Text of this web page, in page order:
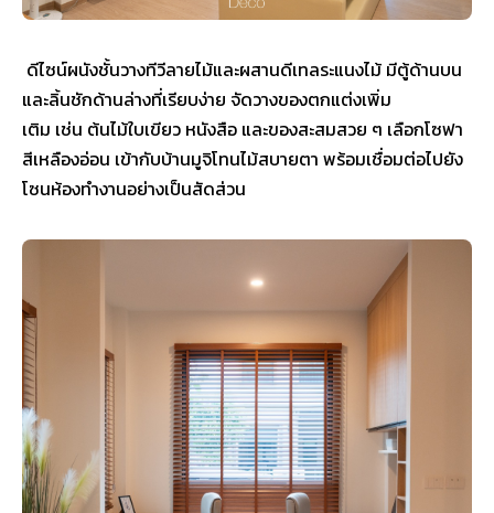
ดีไซน์ผนังชั้นวางทีวีลายไม้และผสานดีเทลระแนงไม้ มีตู้ด้านบน
และลิ้นชักด้านล่างที่เรียบง่าย จัดวางของตกแต่งเพิ่ม
เติม เช่น ต้นไม้ใบเขียว หนังสือ และของสะสมสวย ๆ เลือกโซฟา
สีเหลืองอ่อน เข้ากับบ้านมูจิโทนไม้สบายตา พร้อมเชื่อมต่อไปยัง
โซนห้องทำงานอย่างเป็นสัดส่วน